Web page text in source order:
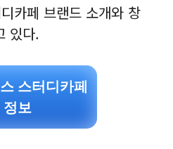
카페 브랜드 소개와 창
있다.
스터디카페
정보